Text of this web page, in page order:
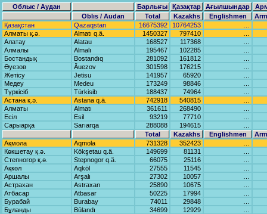
Облыс / Аудан Барлығы Қазақтар Ағылшындар
Oblıs / Audаn
Total Kazakhs Englishmen
Қазақстан
Qаzаqstаn 16675392 10764253
Алматы қ.ә.
Almаtı q.ä. 1450327 797410
Алатау
Alаtаu 168527 117368
Алмалы
Almаlı 195467 102285
Бостандық
Bostаndıq 281092 161812
Әуезов
Äuezov 301598 176215
Жетісу
Jetisu 141957 65920
Медеу
Medeu 173249 98846
Түркісіб
Türkisib 188437 74964
Астана қ.ә.
Astаnа q.ä. 742918 540815
Алматы
Almаtı 361611 268490
Есіл
Esil 93219 77710
Сарыарқа
Sаrıаrqа 288088 194615
Total
Kazakhs Englishmen
Ақмола
Aqmolа 731328 352423
Көкшетау қ.ә.
Kökşetаu q.ä. 149699 81131
Степногор қ.ә.
Stepnogor q.ä. 66075 25116
Ақкөл
Aqköl 27555 11545
Аршалы
Arşаlı 27302 10057
Астрахан
Astrаxаn 25890 10675
Атбасар
Atbаsаr 50225 17994
Бурабай
Burаbаy 74011 29848
Бұланды
Būlаndı 34699 12929